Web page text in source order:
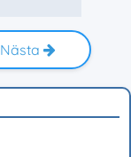
Nästa